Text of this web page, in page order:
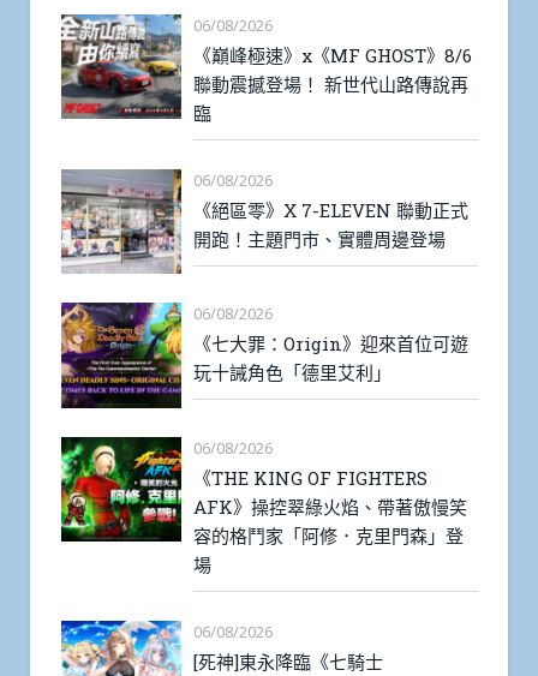
06/08/2026
《巔峰極速》x《MF GHOST》8/6
聯動震撼登場！ 新世代山路傳說再
臨
06/08/2026
《絕區零》X 7-ELEVEN 聯動正式
開跑！主題門市、實體周邊登場
06/08/2026
《七大罪：Origin》迎來首位可遊
玩十誡角色「德里艾利」
06/08/2026
《THE KING OF FIGHTERS
AFK》操控翠綠火焰、帶著傲慢笑
容的格鬥家「阿修．克里門森」登
場
06/08/2026
[死神]東永降臨《七騎士